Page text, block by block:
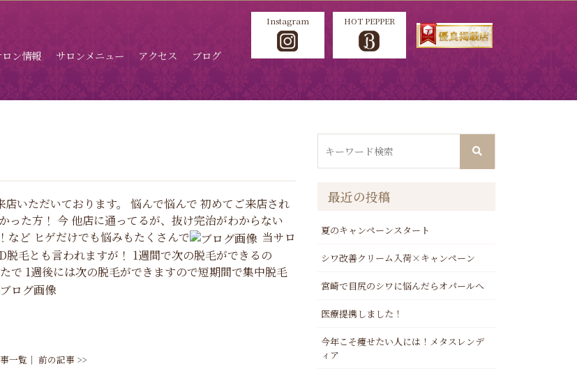
ロン情報 サロンメニュー アクセス ブログ
Instagram HOT PEPPER
いただいております。 悩んで悩んで 初めてご来店され
った方！ 今 他店に通ってるが、抜け完治がわからない
など ヒゲだけでも悩みもたくさんで
当サロ
毛とも言われますが！ 1週間で次の脱毛ができるの
で 1週後には次の脱毛ができますので短期間で集中脱毛
一覧 │ 前の記事 >>
最近の投稿
夏のキャンペーンスタート
シワ改善クリーム入荷×キャンペーン
宮崎で目尻のシワに悩んだらオパールへ
医療提携しました！
今年こそ痩せたい人には！メタスレンデ
ィア